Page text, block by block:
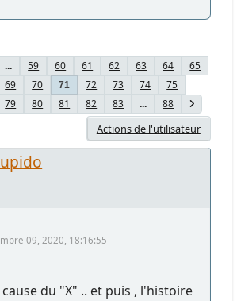
... 59 60 61 62 63 64
65
69 70 71 72 73 74
75
79 80 81 82 83 ... 88
Actions de l'utilisateur
09, 2020, 18:16:55
cause du "X" .. et puis , l'histoire